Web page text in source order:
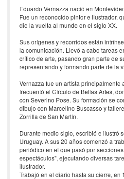
Eduardo Vernazza nació en
Fue un reconocido pintor e ilustrador,
dio la vuelta al mundo en el siglo XX.
Sus orígenes y recorridos están
la comunicación. Llevó a cabo tareas
crítico de arte, pasando gran parte de
representando y formando parte de la
Vernazza fue un artista principalmente
frecuentó el Círculo de Bellas Artes,
con Severino Pose. Su formación se
dibujo con Marcelino Buscasso y
Zorrilla de San Martín.
Durante medio siglo, escribió e ilustró
Uruguay. A sus 20 años comenzó a
periódico en el que pasó por
espectáculos", ejecutando diversas
ilustrador.
Trabajó en el diario hasta su cierre, en